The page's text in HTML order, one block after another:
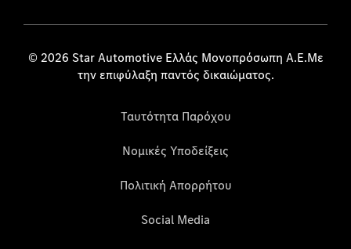
© 2026 Star Automotive Ελλάς Μονοπρόσωπη Α.Ε.Με
την επιφύλαξη παντός δικαιώματος.
Ταυτότητα Παρόχου
Νομικές Υποδείξεις
Πολιτική Απορρήτου
Social Media